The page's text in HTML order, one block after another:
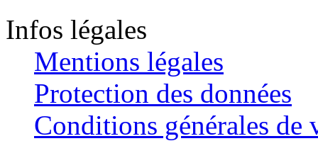
Infos légales
Mentions légales
Protection des données
Conditions générales de